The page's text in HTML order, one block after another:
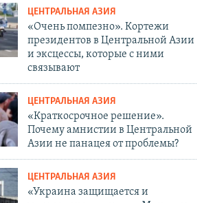
ЦЕНТРАЛЬНАЯ АЗИЯ
«Очень помпезно». Кортежи
президентов в Центральной Азии
и эксцессы, которые с ними
связывают
ЦЕНТРАЛЬНАЯ АЗИЯ
«Краткосрочное решение».
Почему амнистии в Центральной
Азии не панацея от проблемы?
ЦЕНТРАЛЬНАЯ АЗИЯ
«Украина защищается и